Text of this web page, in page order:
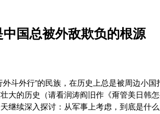
中国总被外敌欺负的根源
斗外行”的民族，在历史上总是被周边小
大的历史（请看润涛阎旧作《甭管美日韩
继续深入探讨：从军事上考虑，到底是什